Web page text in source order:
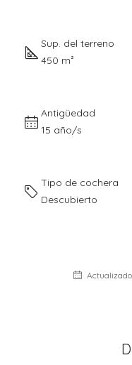
Sup. del terreno
450 m²
Antigüedad
15 año/s
Tipo de cochera
Descubierto